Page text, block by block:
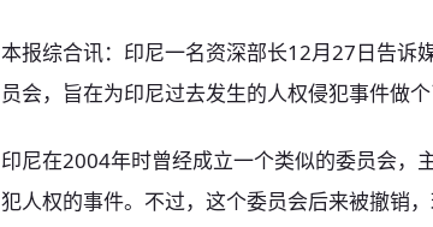
本报综合讯：印尼一名资深部长12月27日告诉
员会，旨在为印尼过去发生的人权侵犯事件做个
印尼在2004年时曾经成立一个类似的委员会，
犯人权的事件。不过，这个委员会后来被撤销